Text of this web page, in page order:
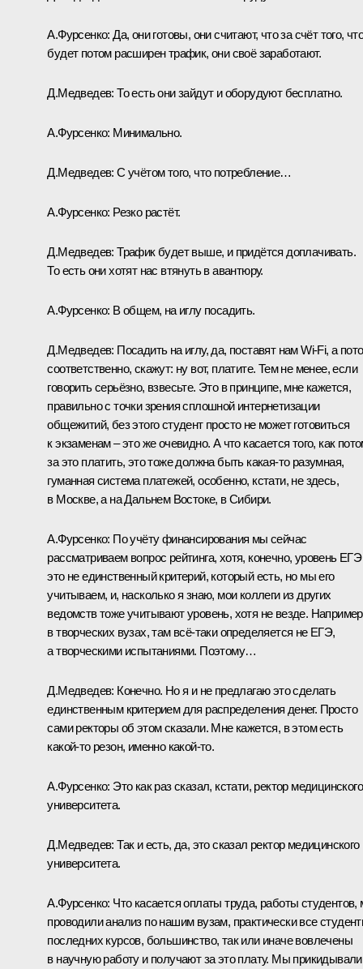
А.Фурсенко:Да, они готовы, они считают, что за счёт того,
будет потом расширен трафик, они своё заработают.
Д.Медведев:То есть они зайдут и оборудуют бесплатно.
А.Фурсенко: Минимально.
Д.Медведев:С учётом того, что потребление…
А.Фурсенко: Резко растёт.
Д.Медведев:Трафик будет выше, и придётся доплачивать.
То есть они хотят нас втянуть в авантюру.
А.Фурсенко: В общем, на иглу посадить.
Д.Медведев: Посадить на иглу, да, поставят нам Wi-Fi, а
соответственно, скажут: ну вот, платите. Тем не менее, если
говорить серьёзно, взвесьте. Это в принципе, мне кажется,
правильно с точки зрения сплошной интернетизации
общежитий, без этого студент просто не может готовиться
к экзаменам – это же очевидно. А что касается того, как
за это платить, это тоже должна быть какая‑то разумная,
гуманная система платежей, особенно, кстати, не здесь,
в Москве, а на Дальнем Востоке, в Сибири.
А.Фурсенко: По учёту финансирования мы сейчас
рассматриваем вопрос рейтинга, хотя, конечно, уровень
это не единственный критерий, который есть, но мы его
учитываем, и, насколько я знаю, мои коллеги из других
ведомств тоже учитывают уровень, хотя не везде.
в творческих вузах, там всё‑таки определяется не ЕГЭ,
а творческими испытаниями. Поэтому…
Д.Медведев: Конечно. Но я и не предлагаю это сделать
единственным критерием для распределения денег. Просто
сами ректоры об этом сказали. Мне кажется, в этом есть
какой‑то резон, именно какой‑то.
А.Фурсенко: Это как раз сказал, кстати, ректор медицинского
университета.
Д.Медведев:Так и есть, да, это сказал ректор медицинского
университета.
А.Фурсенко: Что касается оплаты труда, работы
проводили анализ по нашим вузам, практически все
последних курсов, большинство, так или иначе вовлечены
в научную работу и получают за это плату. Мы